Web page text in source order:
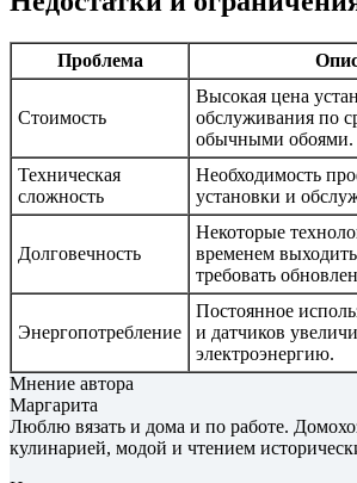
Проблема
Стоимость
Высокая цена
обслуживания по
обычными обоями.
Техническая
сложность
Необходимость
установки и
Долговечность
Некоторые
временем
требовать
Энергопотребление
Постоянное
и датчиков
электроэнергию.
Мнение автора
Маргарита
Люблю вязать и дома и по работе.
кулинарией, модой и чтением